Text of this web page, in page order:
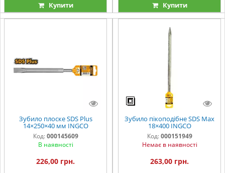
Купити Купити
Зубило плоске SDS Plus
14×250×40 мм INGCO
Код: 000145609
В наявності
226,00 грн.
Зубило пікоподібне SDS Max
18×400 INGCO
Код: 000151949
Немає в наявності
263,00 грн.